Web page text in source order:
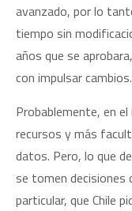
avanzado, por lo
tiempo sin
años que se
con impulsar
Probablemente, en
recursos y más
datos. Pero, lo que
se tomen decisiones
particular, que Chile